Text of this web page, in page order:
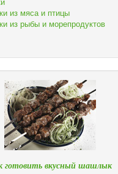
из мяса и птицы
из рыбы и морепродуктов
вкусный шашлык